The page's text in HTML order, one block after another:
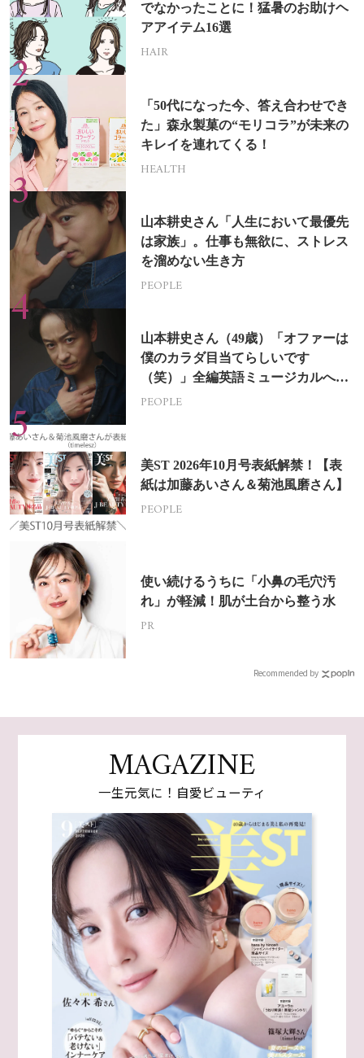
でなかったことに！猛暑のお助けヘ
アアイテム16選
HAIR
「50代になった今、答え合わせでき
た」森永製菓の“モリコラ”が未来の
キレイを連れてくる！
HEALTH
山本耕史さん「人生において最優先
は家族」。仕事も無欲に、ストレス
を溜めない生き方
PEOPLE
山本耕史さん（49歳）「オファーは
僕のカラダ目当てらしいです
（笑）」全編英語ミュージカルへの
挑戦
PEOPLE
美ST 2026年10月号表紙解禁！【表
紙は加藤あいさん＆菊池風磨さん】
PEOPLE
使い続けるうちに「小鼻の毛穴汚
れ」が軽減！肌が土台から整う水
PR
Recommended by
MAGAZINE
一生元気に！自愛ビューティ